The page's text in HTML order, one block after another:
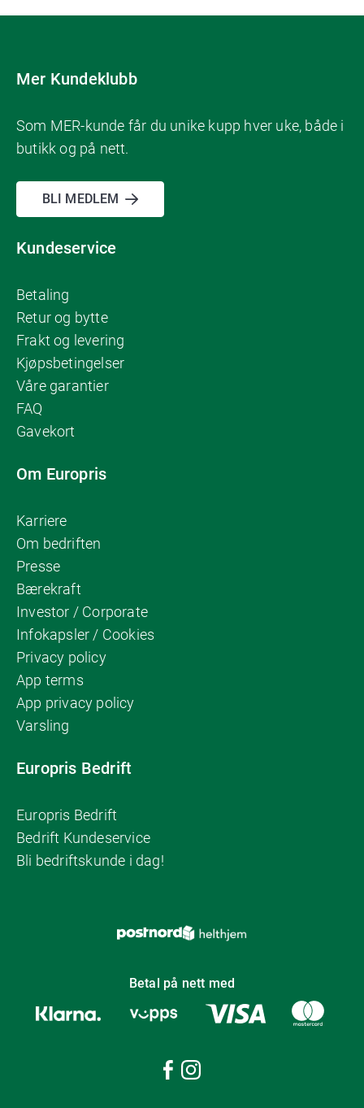
Mer Kundeklubb
Som MER-kunde får du unike kupp hver uke, både i
butikk og på nett.
BLI MEDLEM
Kundeservice
Betaling
Retur og bytte
Frakt og levering
Kjøpsbetingelser
Våre garantier
FAQ
Gavekort
Om Europris
Karriere
Om bedriften
Presse
Bærekraft
Investor / Corporate
Infokapsler / Cookies
Privacy policy
App terms
App privacy policy
Varsling
Europris Bedrift
Europris Bedrift
Bedrift Kundeservice
Bli bedriftskunde i dag!
Betal på nett med